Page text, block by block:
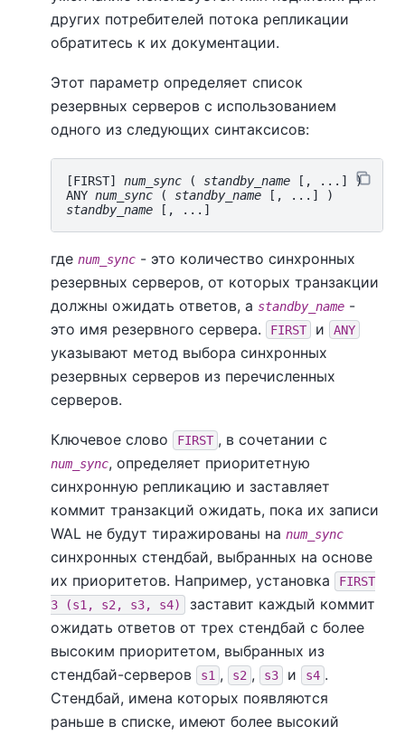
других потребителей потока репликации
обратитесь к их документации.
Этот параметр определяет список
резервных серверов с использованием
одного из следующих синтаксисов:
[FIRST] num_sync ( standby_name [, ...] )
ANY num_sync ( standby_name
standby_name
где num_sync - это количество синхронных
резервных серверов, от которых транзакции
должны ожидать ответов, а standby_name -
это имя резервного сервера.
FIRST и ANY
указывают метод выбора синхронных
резервных серверов из перечисленных
серверов.
Ключевое слово FIRST , в сочетании с
num_sync, определяет приоритетную
синхронную репликацию и заставляет
коммит транзакций ожидать, пока их записи
WAL не будут тиражированы на num_sync
синхронных стендбай, выбранных на основе
их приоритетов. Например, установка
FIRST
3 (s1, s2, s3, s4)
заставит каждый коммит
ожидать ответов от трех стендбай с более
высоким приоритетом, выбранных из
стендбай-серверов
s1 , s2 , s3 и s4 .
Стендбай, имена которых появляются
раньше в списке, имеют более высокий